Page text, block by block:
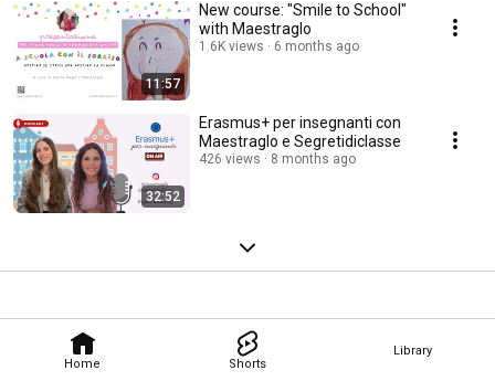
Home Shorts
Library
11:57
New course: "Smile to School"
with Maestraglo
1.6K views 6 months ago
32:52
Erasmus+ per insegnanti con
Maestraglo e Segretidiclasse
426 views 8 months ago